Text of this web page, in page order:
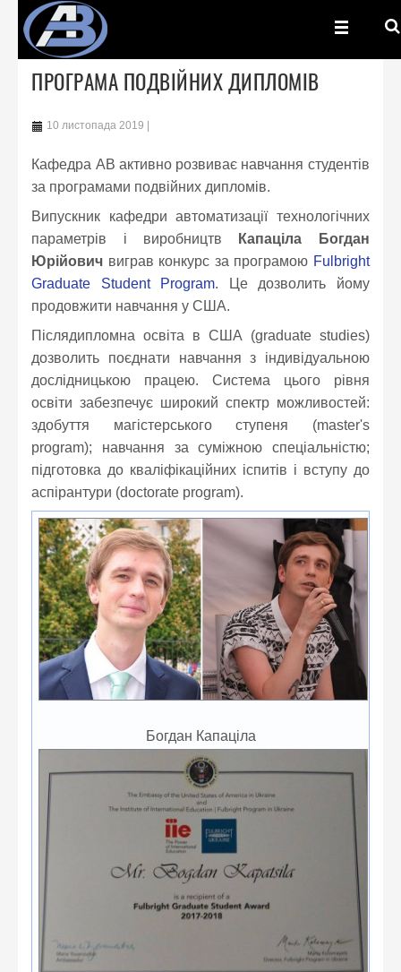
ПРОГРАМА ПОДВІЙНИХ ДИПЛОМІВ
10 листопада 2019
Кафедра AB активно розвиває навчання студентів
за програмами подвійних дипломів.
Випускник кафедри автоматизації технологічних
параметрів і виробництв
Капаціла Богдан
Юрійович виграв конкурс за програмою Fulbright
Graduate Student Program. Це дозволить йому
продовжити навчання у США.
Післядипломна освіта в США (graduate studies)
дозволить поєднати навчання з індивідуальною
дослідницькою працею. Система цього рівня
освіти забезпечує широкий спектр можливостей:
здобуття магістерського ступеня (master's
program); навчання за суміжною спеціальністю;
підготовка до кваліфікаційних іспитів і вступу до
аспірантури (doctorate program).
Богдан Капаціла